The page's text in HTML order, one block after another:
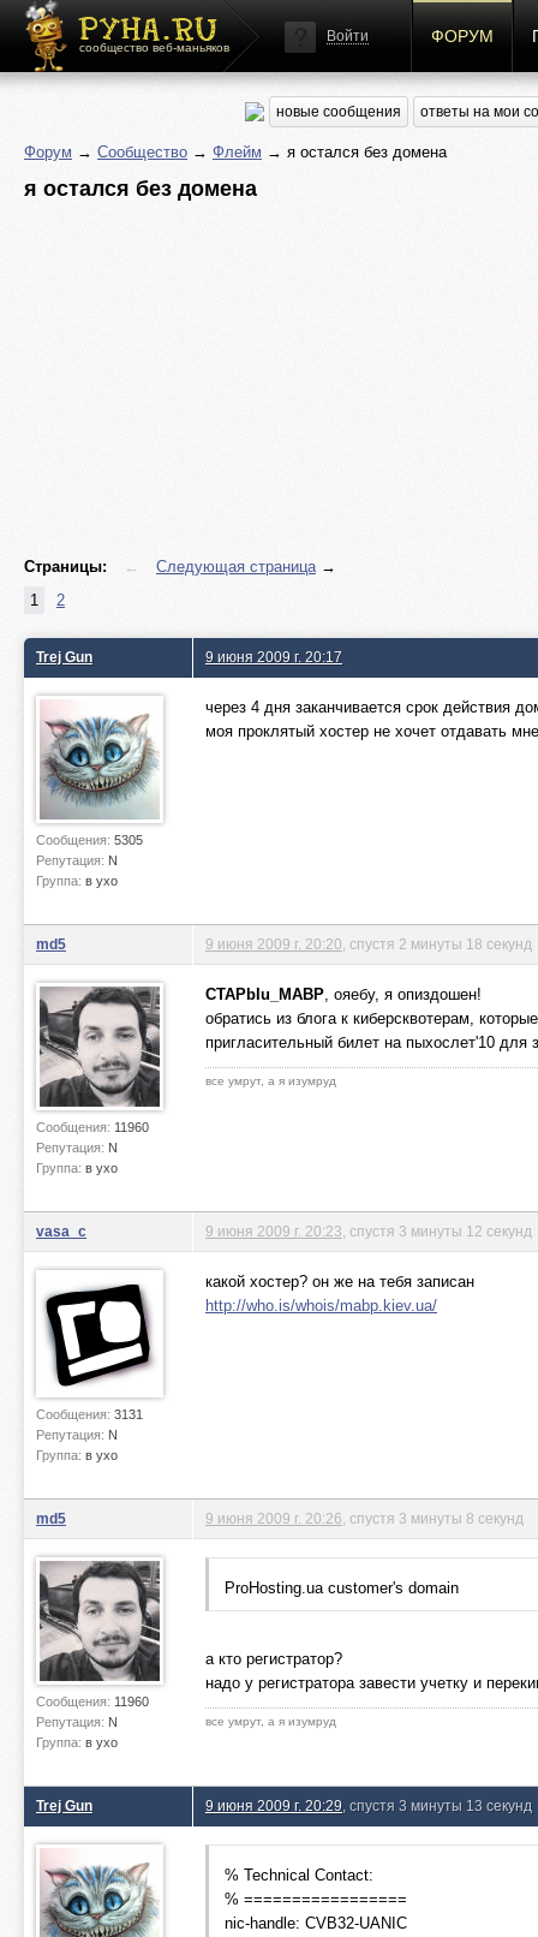
сообщество веб-маньяков
Войти ФОРУМ
новые сообщения ответы на мои
Форум → Сообщество → Флейм → я остался без домена
я остался без домена
Страницы: ← Следующая страница→
1
2
Trej Gun
Сообщения: 5305
Репутация: N
Группа: в ухо
9 июня 2009 г. 20:17
через 4 дня заканчивается срок действия
моя проклятый хостер не хочет отдавать
md5
Сообщения: 11960
Репутация: N
Группа: в ухо
9 июня 2009 г. 20:20 , спустя 2 минуты 18 секунд
CTAPbIu_MABP, ояебу, я опиздошен!
обратись из блога к киберсквотерам,
пригласительный билет на пыхослет'10 для
все умрут, а я изумруд
vasa_c
Сообщения: 3131
Репутация: N
Группа: в ухо
9 июня 2009 г. 20:23 , спустя 3 минуты 12 секунд
какой хостер? он же на тебя записан
http://who.is/whois/mabp.kiev.ua/
md5
Сообщения: 11960
Репутация: N
Группа: в ухо
9 июня 2009 г. 20:26 , спустя 3 минуты 8 секунд
ProHosting.ua customer's domain
а кто регистратор?
надо у регистратора завести учетку и
все умрут, а я изумруд
Trej Gun 9 июня 2009 г. 20:29 , спустя 3 минуты 13 секунд
% Technical Contact:
% =================
nic-handle: CVB32-UANIC